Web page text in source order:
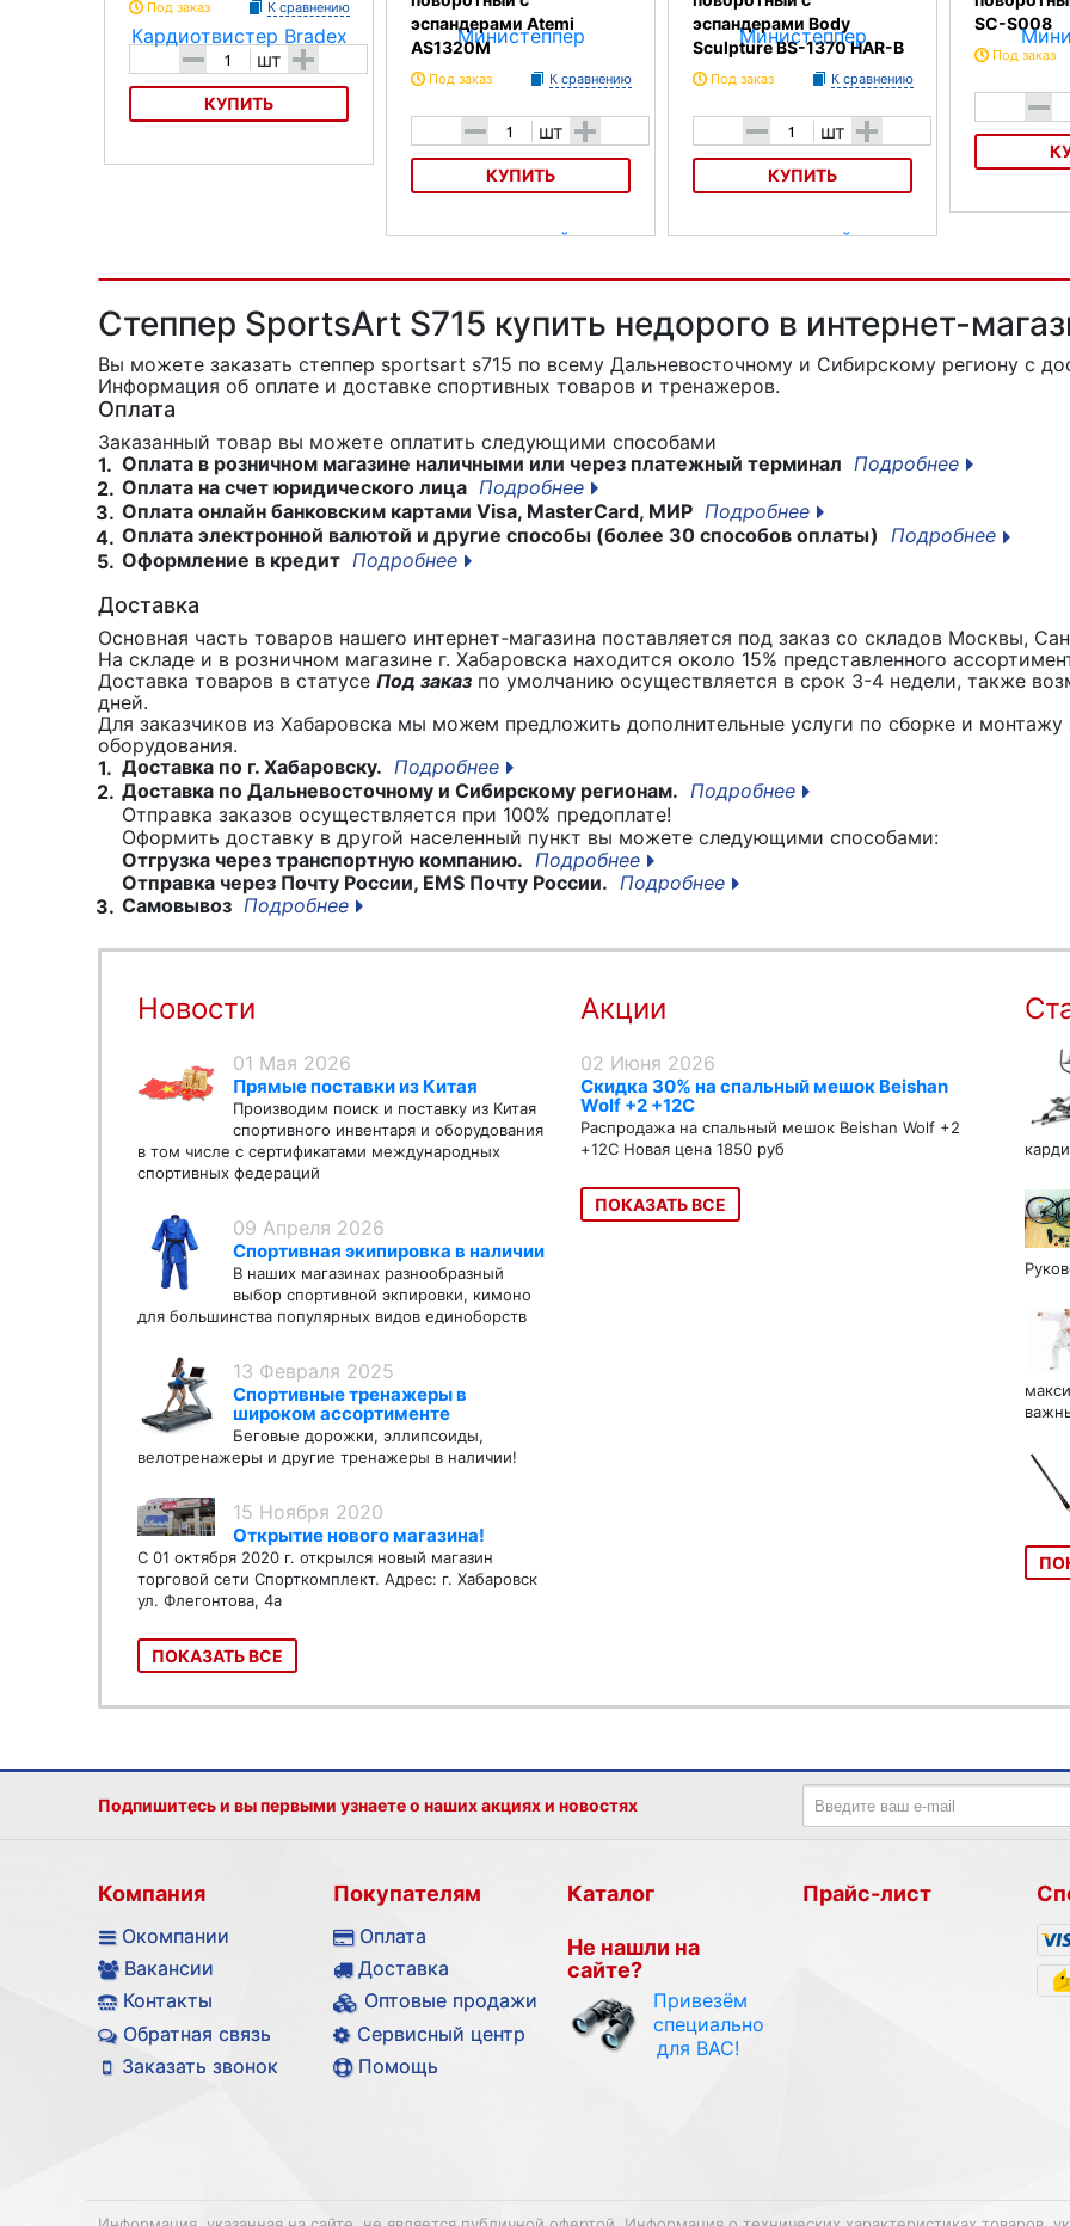
Под заказ К сравнению
- шт +
КУПИТЬ
эспандерами Atemi
AS1320M
Под заказ К сравнению
- шт +
КУПИТЬ
эспандерами Body
Sculpture BS-1370 HAR-B
Под заказ К сравнению
- шт +
КУПИТЬ
SC-S008
Под заказ
-
Степпер SportsArt S715 купить недорого в интернет-
Вы можете заказать степпер sportsart s715 по всему Дальневосточному и Сибирскому региону с
Информация об оплате и доставке спортивных товаров и тренажеров.
Оплата
Заказанный товар вы можете оплатить следующими способами
1. Оплата в розничном магазине наличными или через платежный терминал Подробнее
2. Оплата на счет юридического лица Подробнее
3. Оплата онлайн банковским картами Visa, MasterCard, МИР Подробнее
4. Оплата электронной валютой и другие способы (более 30 способов оплаты) Подробнее
5. Оформление в кредит Подробнее
Доставка
Основная часть товаров нашего интернет-магазина поставляется под заказ со складов Москвы,
На складе и в розничном магазине г. Хабаровска находится около 15% представленного
Доставка товаров в статусе Под заказ по умолчанию осуществляется в срок 3-4 недели, также
дней.
Для заказчиков из Хабаровска мы можем предложить дополнительные услуги по сборке и монтажу
оборудования.
1. Доставка по г. Хабаровску. Подробнее
2. Доставка по Дальневосточному и Сибирскому регионам. Подробнее
Отправка заказов осуществляется при 100% предоплате!
Оформить доставку в другой населенный пункт вы можете следующими способами:
Отгрузка через транспортную компанию. Подробнее
Отправка через Почту России, EMS Почту России. Подробнее
3. Самовывоз Подробнее
Новости
01 Мая 2026
Прямые поставки из Китая
Производим поиск и поставку из Китая
спортивного инвентаря и оборудования
в том числе с сертификатами международных
спортивных федераций
09 Апреля 2026
Спортивная экипировка в наличии
В наших магазинах разнообразный
выбор спортивной экпировки, кимоно
для большинства популярных видов единоборств
13 Февраля 2025
Спортивные тренажеры в
широком ассортименте
Беговые дорожки, эллипсоиды,
велотренажеры и другие тренажеры в наличии!
15 Ноября 2020
Открытие нового магазина!
С 01 октября 2020 г. открылся новый магазин
торговой сети Спорткомплект. Адрес: г. Хабаровск
ул. Флегонтова, 4а
ПОКАЗАТЬ ВСЕ
Акции
02 Июня 2026
Скидка 30% на спальный мешок Beishan
Wolf +2 +12C
Распродажа на спальный мешок Beishan Wolf +2
+12C Новая цена 1850 руб
ПОКАЗАТЬ ВСЕ
Подпишитесь и вы первыми узнаете о наших акциях и новостях
Компания
Окомпании
Вакансии
Контакты
Обратная связь
Заказать звонок
Покупателям
Оплата
Доставка
Оптовые продажи
Сервисный центр
Помощь
Каталог
Не нашли на
сайте?
Привезём
специально
для ВАС!
Прайс-лист